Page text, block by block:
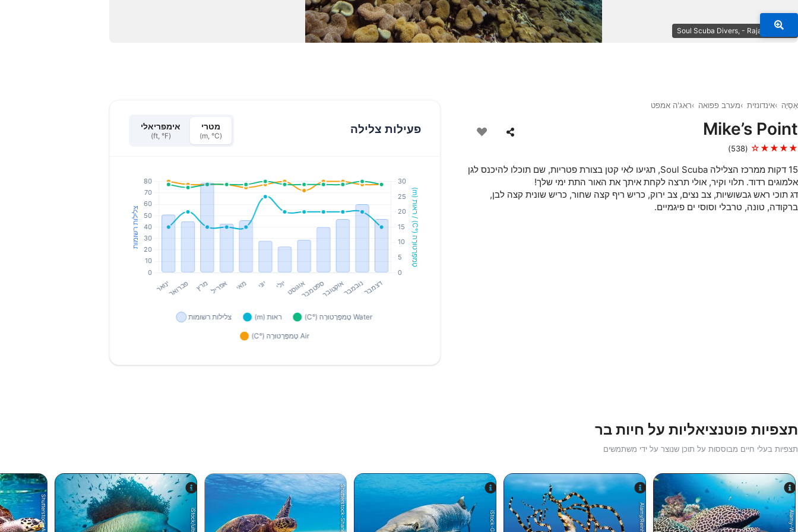
אַסְיָה אינדונזית מערב פפואה ראג'ה אמפט
Mike’s Point
★★★★☆
(538)
15 דקות ממרכז הצלילה Soul Scuba, תגיעו לאי קטן בצורת פטריות, שם תוכלו להיכנס לגן
אלמוגים רדוד. תלוי וקיר, אולי תרצה לקחת איתך את האור התת ימי שלך!
דג תוכי ראש גבשושיות, צב נצים, צב ירוק, כריש ריף קצה שחור, כריש שונית קצה לבן,
ברקודה, טונה, טרבלי וסוסי ים פיגמיים.
פעילות צלילה מטרי
(m, °C)
אימפריאלי
(ft, °F)
תצפיות פוטנציאליות על חיות בר
תצפיות בעלי חיים מבוססות על תוכן שנוצר על ידי משתמשים